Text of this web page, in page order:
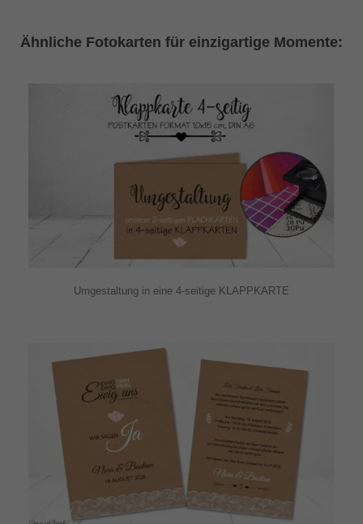
Ähnliche Fotokarten für einzigartige Momente:
Umgestaltung in eine 4-seitige KLAPPKARTE